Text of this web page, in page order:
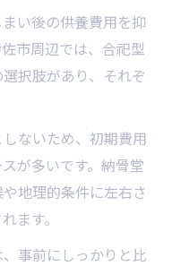
い後の供養費用を抑
市周辺では、合祀型
択肢があり、それぞ
ないため、初期費用
が多いです。納骨堂
地理的条件に左右さ
ます。
事前にしっかりと比